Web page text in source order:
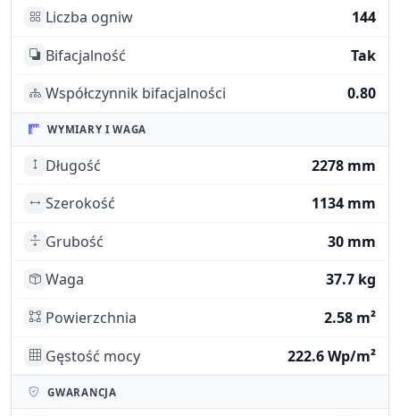
Liczba ogniw
144
Bifacjalność
Tak
Współczynnik bifacjalności
0.80
WYMIARY I WAGA
Długość
2278 mm
Szerokość
1134 mm
Grubość
30 mm
Waga
37.7 kg
Powierzchnia
2.58 m²
Gęstość mocy
222.6 Wp/m²
GWARANCJA